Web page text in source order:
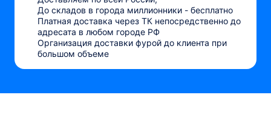
До складов в города миллионники - бесплатно
Платная доставка через ТК непосредственно до
адресата в любом городе РФ
Организация доставки фурой до клиента при
большом объеме